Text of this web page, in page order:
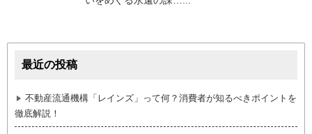
最近の投稿
不動産流通機構「レインズ」って何？消費者が知るべきポイントを
徹底解説！